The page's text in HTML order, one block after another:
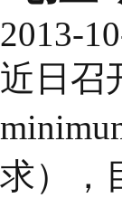
2013-
近日召
求），